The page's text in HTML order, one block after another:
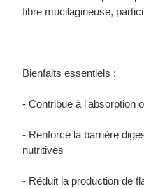
fibre mucilagineuse,
Bienfaits essentiels :
- Contribue à l'absorption
- Renforce la barrière
nutritives
- Réduit la production de